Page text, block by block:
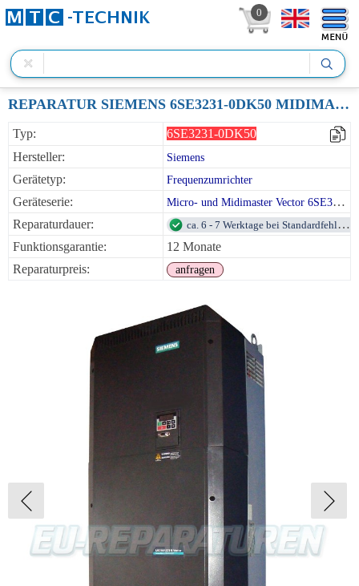
0
REPARATUR SIEMENS 6SE3231-0DK50 MIDIMASTER VECTOR 55KW 380VAC
Typ:
6SE3231-0DK50
Hersteller:
Siemens
Gerätetyp: Frequenzumrichter
Geräteserie:
Micro- und Midimaster Vector 6SE32 Series
Reparaturdauer:
ca. 6 - 7 Werktage bei Standardfehlern
Funktionsgarantie:
12 Monate
Reparaturpreis:
anfragen